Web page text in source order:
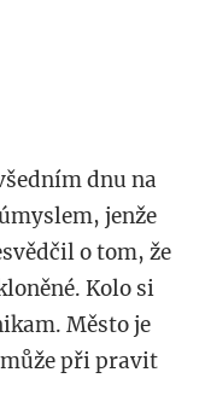
dnu na
jenže
o tom, že
Kolo si
Město je
může při pravit